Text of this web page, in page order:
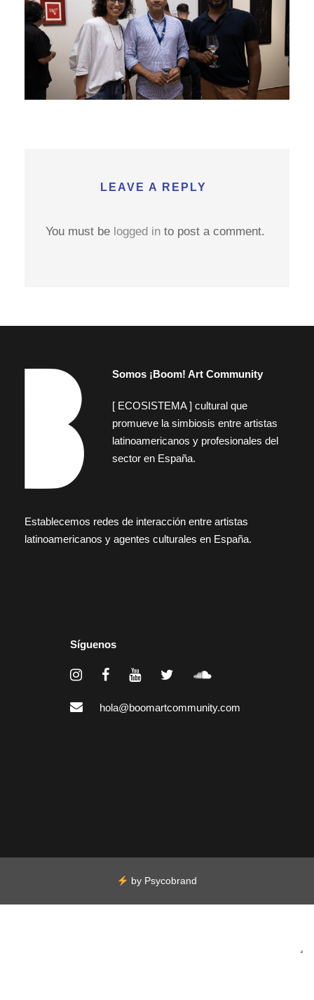
LEAVE A REPLY
You must be logged in to post a comment.
Somos ¡Boom! Art Community
[ ECOSISTEMA ] cultural que
promueve la simbiosis entre artistas
latinoamericanos y profesionales del
sector en España.
Establecemos redes de interacción entre artistas
latinoamericanos y agentes culturales en España.
Síguenos
hola@boomartcommunity.com
by Psycobrand